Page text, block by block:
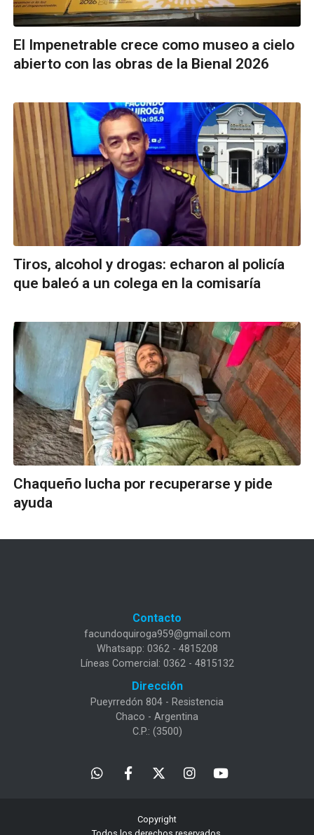
El Impenetrable crece como museo a cielo
abierto con las obras de la Bienal 2026
Tiros, alcohol y drogas: echaron al policía
que baleó a un colega en la comisaría
Chaqueño lucha por recuperarse y pide
ayuda
Contacto
facundoquiroga959@gmail.com
Whatsapp: 0362 - 4815208
Líneas Comercial: 0362 - 4815132
Dirección
Pueyrredón 804 - Resistencia
Chaco - Argentina
C.P.: (3500)
Copyright